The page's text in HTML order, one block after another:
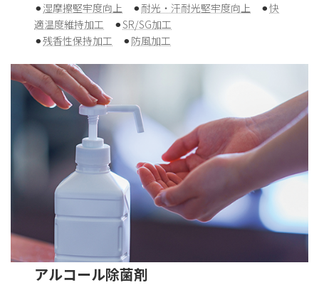
⚫︎ 湿摩擦堅牢度向上 ⚫︎ 耐光・汗耐光堅牢度向上 ⚫︎快
適温度維持加工 ⚫︎SR/SG加工
⚫︎残香性保持加工 ⚫︎ 防風加工
アルコール除菌剤